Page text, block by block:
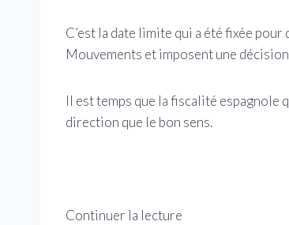
C’est la date limite qui a été fixée
Mouvements et imposent une
Il est temps que la fiscalité espagnole
direction que le bon sens.
Continuer la lecture